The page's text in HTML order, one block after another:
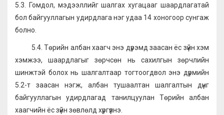
5.3. Гомдол, мэдээллийг шалгах хугацааг шаардлагатай
бол байгууллагын удирдлага нэг удаа 14 хоногоор сунгаж
болно.
5.4. Төрийн албан хаагч энэ дүрэмд заасан ёс зүйн хэм
хэмжээ, шаардлагыг зөрчсөн нь сахилгын зөрчлийн
шинжтэй болох нь шалгалтаар тогтоогдвол энэ дүрмийн
5.2-т заасан нэгж, албан тушаалтан шалгалтын дүнг
байгууллагын удирдлагад танилцуулан Төрийн албан
хаагчийн ёс зүйн зөвлөлд хүргүүлнэ.